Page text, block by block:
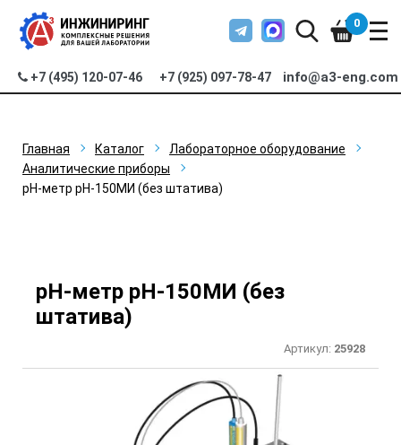
+7 (495) 120-07-46 +7 (925) 097-78-47 info@a3-eng.com
0
Главная Каталог
Лабораторное оборудование
Аналитические приборы
pН-метр pH-150МИ (без штатива)
pН-метр pH-150МИ (без
штатива)
Артикул: 25928